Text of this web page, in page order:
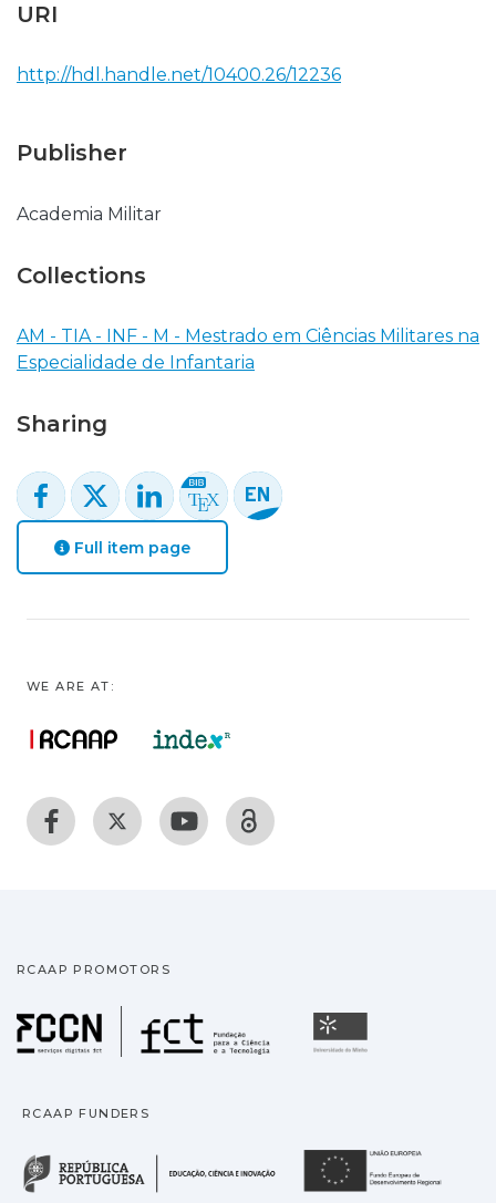
URI
http://hdl.handle.net/10400.26/12236
Publisher
Academia Militar
Collections
AM - TIA - INF - M - Mestrado em Ciências Militares na
Especialidade de Infantaria
Sharing
Full item page
WE ARE AT:
RCAAP PROMOTORS
Fundação para a
RCAAP FUNDERS
República Portuguesa